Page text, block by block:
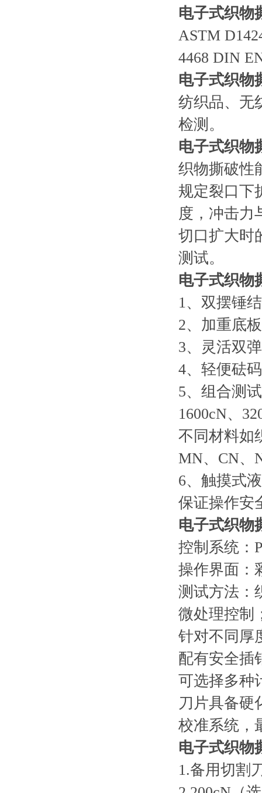
电子式织物
ASTM
4468 DIN
电子式织物
纺织品、无
检测。
电子式织物
织物撕破性
规定裂口下
度，冲击力
切口扩大时
测试。
电子式织物
1、双摆锤
2、加重底
3、灵活双
4、轻便砝
5、组合测
1600cN、
不同材料如
MN、CN、
6、触摸式
保证操作安
电子式织物
控制系统：
操作界面：
测试方法：
微处理控制
针对不同厚
配有安全插
可选择多种
刀片具备硬
校准系统，
电子式织物
1.备用切割